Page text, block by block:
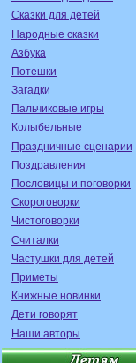
Сказки для детей
Народные сказки
Азбука
Потешки
Загадки
Пальчиковые игры
Колыбельные
Праздничные сценарии
Поздравления
Пословицы и поговорки
Скороговорки
Чистоговорки
Считалки
Частушки для детей
Приметы
Книжные новинки
Дети говорят
Наши авторы